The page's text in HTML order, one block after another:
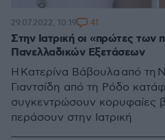
Στην Ιατρική οι «πρώτες
Πανελλαδικών Εξετάσεων
Η Κατερίνα Βάβουλα από τη
Γιαντσίδη από τη Ρόδο
συγκεντρώσουν κορυφαίες
περάσουν στην Ιατρική
29.07.2022, 10:19 41